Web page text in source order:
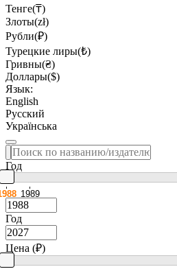
Тенге(₸)
Злоты(zł)
Рубли(₽)
Турецкие лиры(₺)
Гривны(₴)
Доллары($)
Язык:
English
Русский
Українська
Год
1989
Год
Цена (₽)